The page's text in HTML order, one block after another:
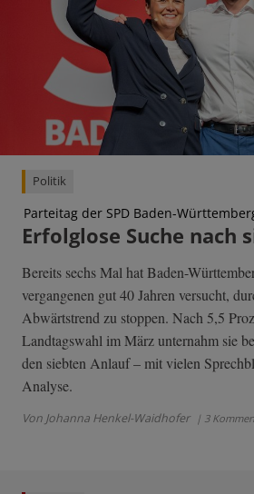
Politik
Parteitag der SPD Baden-
Erfolglose Suche nach
Bereits sechs Mal hat Baden-
vergangenen gut 40 Jahren versucht,
Abwärtstrend zu stoppen. Nach 5,5
Landtagswahl im März unternahm sie
den siebten Anlauf – mit vielen
Analyse.
Von Johanna Henkel-Waidhofer | 3